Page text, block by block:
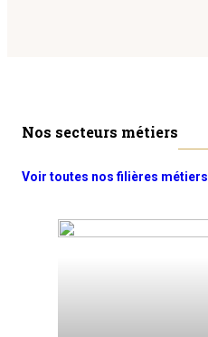
Nos secteurs métiers
Voir toutes nos filières métiers